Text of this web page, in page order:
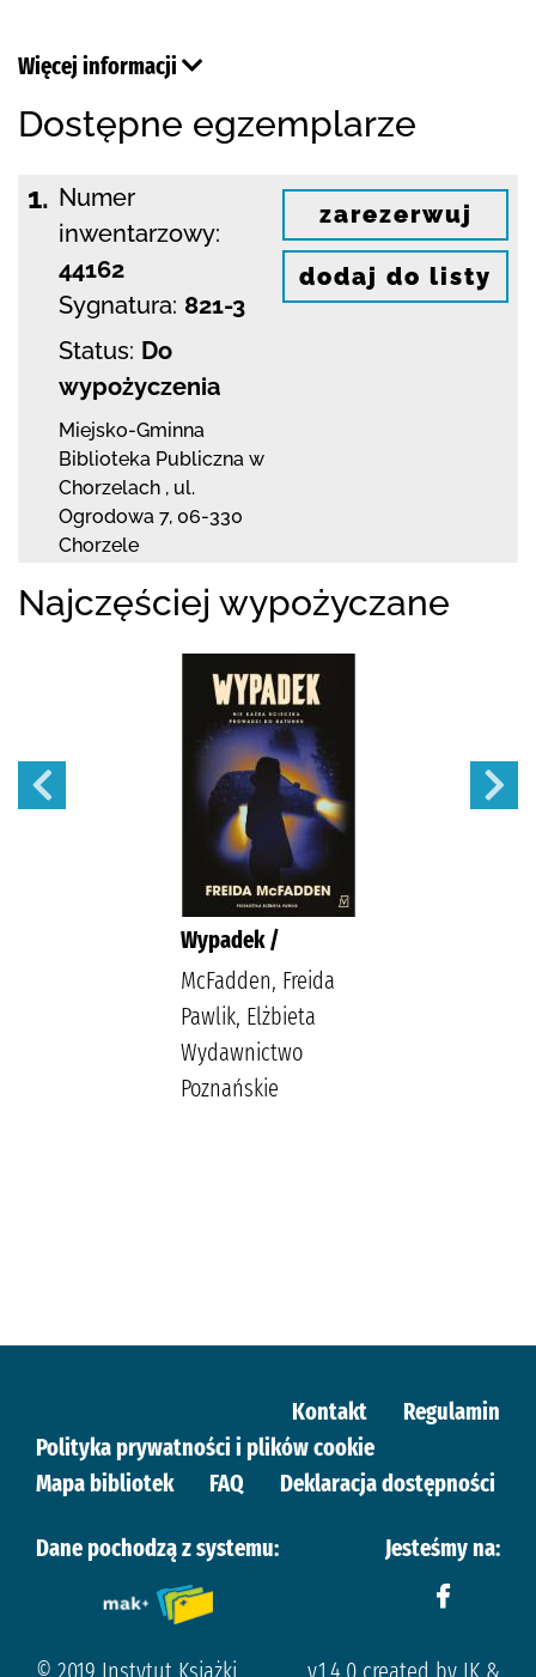
Więcej informacji
Dostępne egzemplarze
1. Numer
inwentarzowy:
44162
Sygnatura: 821-3
Status: Do
wypożyczenia
Miejsko-Gminna
Biblioteka Publiczna w
Chorzelach , ul.
Ogrodowa 7, 06-330
Chorzele
zarezerwuj
dodaj do listy
Najczęściej wypożyczane
Wypadek /
McFadden, Freida
Pawlik, Elżbieta
Wydawnictwo
Poznańskie
Kontakt
Regulamin
Polityka prywatności i plików cookie
Mapa bibliotek
FAQ Deklaracja dostępności
Dane pochodzą z systemu: Jesteśmy na:
© 2019 Instytut Książki v.1.4.0 created by IK &